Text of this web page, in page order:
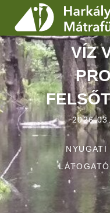
SZOLGÁLTATÁSOK
PROGRAMOK
HÍREK
RÓLUNK
ÁRAK,
VÍZ
NYUGATI